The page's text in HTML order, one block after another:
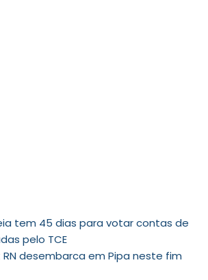
tem 45 dias para votar contas de
pelo TCE
RN desembarca em Pipa neste fim